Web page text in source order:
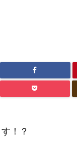
！？